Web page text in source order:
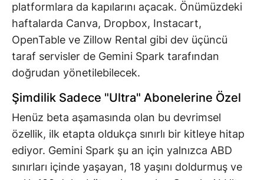
platformlara da kapılarını açacak. Önümüzdeki
haftalarda Canva, Dropbox, Instacart,
OpenTable ve Zillow Rental gibi dev üçüncü
taraf servisler de Gemini Spark tarafından
doğrudan yönetilebilecek.
Şimdilik Sadece "Ultra" Abonelerine Özel
Henüz beta aşamasında olan bu devrimsel
özellik, ilk etapta oldukça sınırlı bir kitleye hitap
ediyor. Gemini Spark şu an için yalnızca ABD
sınırları içinde yaşayan, 18 yaşını doldurmuş ve